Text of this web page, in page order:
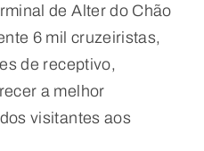
de Alter do Chão
6 mil cruzeiristas,
de receptivo,
a melhor
visitantes aos